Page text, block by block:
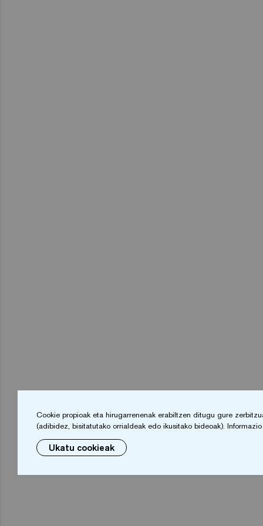
Cookie propioak eta hirugarrenenak erabiltzen ditugu gure
(adibidez, bisitatutako orrialdeak edo ikusitako bideoak).
Ukatu cookieak